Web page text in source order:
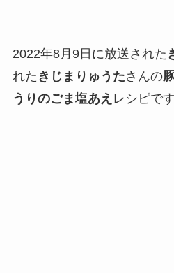
2022年8月9日に放送された
れた きじまりゅうたさんの
うりのごま塩あえ レシピです